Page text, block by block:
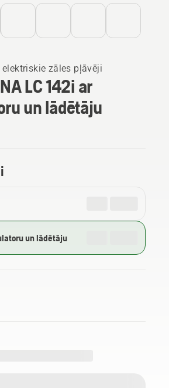
zāles pļāvēji
LC 142i ar
un lādētāju
un lādētāju